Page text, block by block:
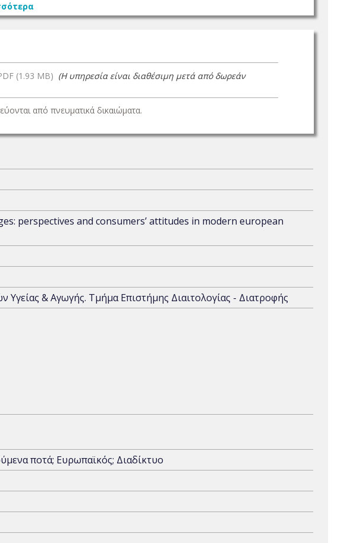
(1.93 MB) (Η υπηρεσία είναι διαθέσιμη μετά από δωρεάν
από πνευματικά δικαιώματα.
perspectives and consumers’ attitudes in modern european
Υγείας & Αγωγής. Τμήμα Επιστήμης Διαιτολογίας - Διατροφής
ποτά; Ευρωπαϊκός; Διαδίκτυο